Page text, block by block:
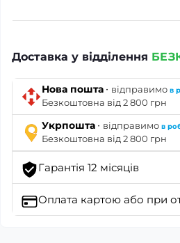
Доставка у відділення
Нова пошта · відправимо в
Безкоштовна від 2 800 грн
Укрпошта · відправимо в
Безкоштовна від 2 800 грн
Гарантія 12 місяців
Оплата картою або при